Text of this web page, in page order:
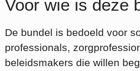
Voor wie is deze
De bundel is bedoeld voor
professionals,
beleidsmakers die willen